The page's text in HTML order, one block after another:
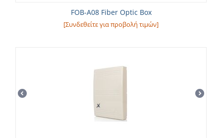
FOB-A08 Fiber Optic Box
[Συνδεθείτε για προβολή τιμών]